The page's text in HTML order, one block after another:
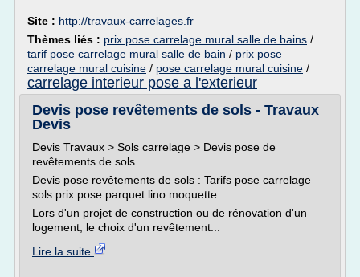
Site : http://travaux-carrelages.fr
Thèmes liés : prix pose carrelage mural salle de bains /
tarif pose carrelage mural salle de bain / prix pose
carrelage mural cuisine / pose carrelage mural cuisine /
carrelage interieur pose a l'exterieur
Devis pose revêtements de sols - Travaux
Devis
Devis Travaux > Sols carrelage > Devis pose de
revêtements de sols
Devis pose revêtements de sols : Tarifs pose carrelage
sols prix pose parquet lino moquette
Lors d'un projet de construction ou de rénovation d'un
logement, le choix d'un revêtement...
Lire la suite